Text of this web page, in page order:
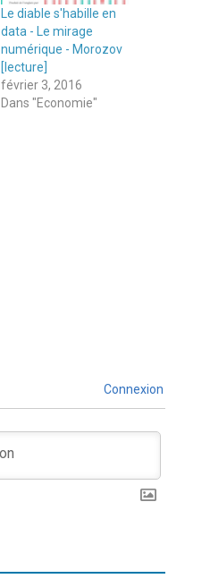
Le diable s'habille en
data - Le mirage
numérique - Morozov
[lecture]
février 3, 2016
Dans "Economie"
Connexion